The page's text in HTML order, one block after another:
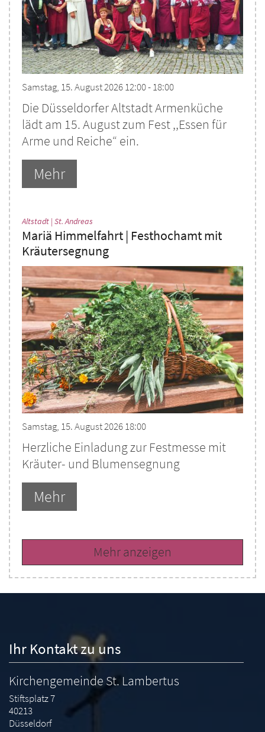
Samstag, 15. August 2026 12:00 - 18:00
Die Düsseldorfer Altstadt Armenküche
lädt am 15. August zum Fest ,,Essen für
Arme und Reiche“ ein.
Mehr
Altstadt | St. Andreas
Mariä Himmelfahrt | Festhochamt mit
Kräutersegnung
Samstag, 15. August 2026 18:00
Herzliche Einladung zur Festmesse mit
Kräuter- und Blumensegnung
Mehr
Mehr anzeigen
Ihr Kontakt zu uns
Kirchengemeinde St. Lambertus
Stiftsplatz 7
40213
Düsseldorf